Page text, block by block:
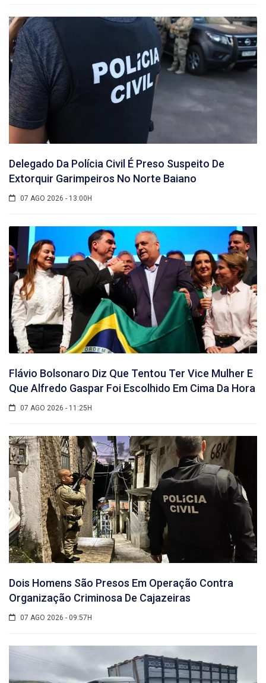
Delegado Da Polícia Civil É Preso Suspeito De
Extorquir Garimpeiros No Norte Baiano
07 AGO 2026 - 13:00H
Flávio Bolsonaro Diz Que Tentou Ter Vice Mulher E
Que Alfredo Gaspar Foi Escolhido Em Cima Da Hora
07 AGO 2026 - 11:25H
Dois Homens São Presos Em Operação Contra
Organização Criminosa De Cajazeiras
07 AGO 2026 - 09:57H